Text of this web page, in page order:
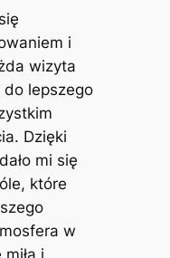
i
wizyta
do lepszego
Dzięki
mi się
które
w
i